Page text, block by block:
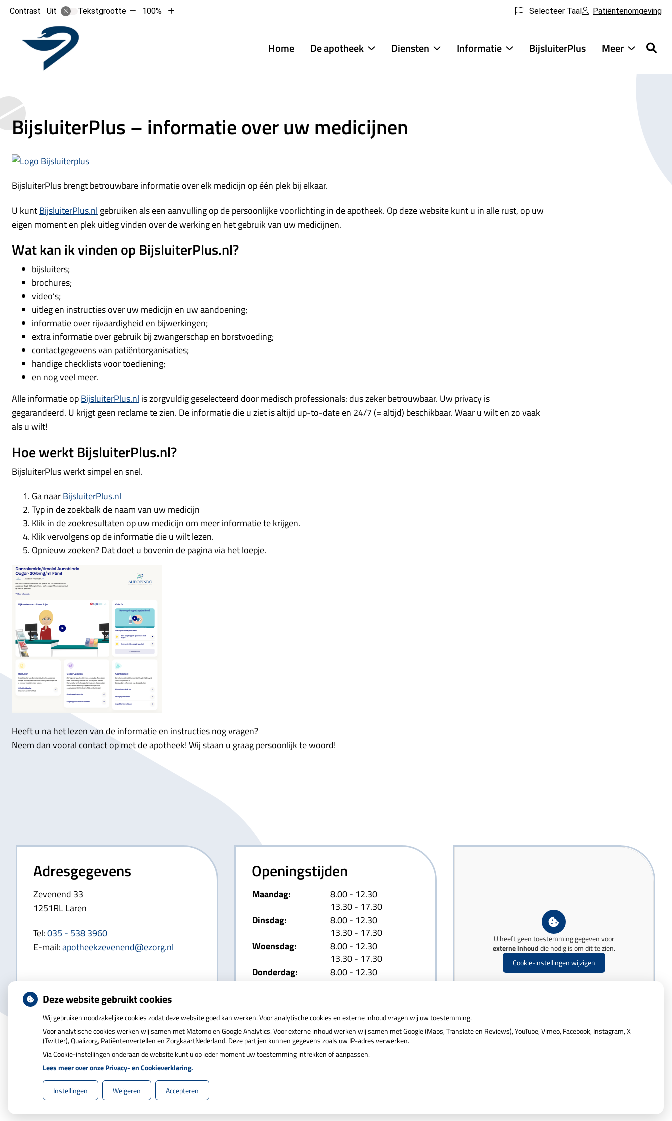
Contrast Uit Tekstgrootte Tekst100%
Tekst
Selecteer Taal Patiëntenomgeving
Home
De apotheek
Diensten
Informatie
BijsluiterPlus
Meer
submenu
BijsluiterPlus – informatie over uw medicijnen
BijsluiterPlus brengt betrouwbare informatie over elk medicijn op één plek bij elkaar.
U kuntBijsluiterPlus.nl gebruiken als een aanvulling op de persoonlijke voorlichting in de apotheek. Op deze website kunt u in alle rust, op uw
eigen moment en plek uitleg vinden over de werking en het gebruik van uw medicijnen.
Wat kan ik vinden op BijsluiterPlus.nl?
bijsluiters;
brochures;
video’s;
uitleg en instructies over uw medicijn en uw aandoening;
informatie over rijvaardigheid en bijwerkingen;
extra informatie over gebruik bij zwangerschap en borstvoeding;
contactgegevens van patiëntorganisaties;
handige checklists voor toediening;
en nog veel meer.
Alle informatie opBijsluiterPlus.nl is zorgvuldig geselecteerd door medisch professionals: dus zeker betrouwbaar. Uw privacy is
gegarandeerd. U krijgt geen reclame te zien. De informatie die u ziet is altijd up-to-date en 24/7 (= altijd) beschikbaar. Waar u wilt en zo vaak
als u wilt!
Hoe werkt BijsluiterPlus.nl?
BijsluiterPlus werkt simpel en snel.
Ga naarBijsluiterPlus.nl
Typ in de zoekbalk de naam van uw medicijn
Klik in de zoekresultaten op uw medicijn om meer informatie te krijgen.
Klik vervolgens op de informatie die u wilt lezen.
Opnieuw zoeken? Dat doet u bovenin de pagina via het loepje.
Heeft u na het lezen van de informatie en instructies nog vragen?
Neem dan vooral contact op met de apotheek! Wij staan u graag persoonlijk te woord!
Adresgegevens
Zevenend 33
1251RL Laren
Tel:035 - 538 3960
E-mail:apotheekzevenend@ezorg.nl
Openingstijden
Maandag: 8.00tot
- 12.30
13.30tot
- 17.30
Dinsdag:
8.00tot
- 12.30
13.30tot
- 17.30
Woensdag:
8.00tot
- 12.30
13.30tot
- 17.30
Donderdag:
8.00tot
- 12.30
U heeft geen toestemming gegeven voor
externe inhouddie nodig is om dit te zien.
Cookie-instellingen wijzigen
Uw Zorg Online|Beheer
Deze website gebruikt cookies
Wij gebruiken noodzakelijke cookies zodat deze website goed kan werken. Voor analytische cookies en externe inhoud vragen wij uw toestemming.
Voor analytische cookies werken wij samen met Matomo en Google Analytics. Voor externe inhoud werken wij samen met Google (Maps, Translate en Reviews), YouTube, Vimeo, Facebook, Instagram, X
(Twitter), Qualizorg, Patiëntenvertellen en ZorgkaartNederland. Deze partijen kunnen gegevens zoals uw IP-adres verwerken.
Via Cookie-instellingen onderaan de website kunt u op ieder moment uw toestemming intrekken of aanpassen.
Lees meer over onze Privacy- en Cookieverklaring.
Instellingen Weigeren Accepteren